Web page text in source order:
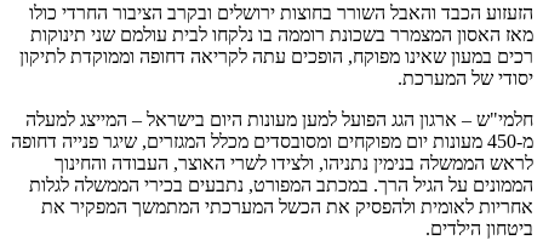
הזעזוע הכבד והאבל השורר בחוצות ירושלים ובקרב הציבור החרדי כולו
מאז האסון המצמרר בשכונת רוממה בו נלקחו לבית עולמם שני תינוקות
רכים במעון שאינו מפוקח, הופכים עתה לקריאה דחופה וממוקדת לתיקון
יסודי של המערכת.
חלמי"ש – ארגון הגג הפועל למען מעונות היום בישראל – המייצג למעלה
מ-450 מעונות יום מפוקחים ומסובסדים מכלל המגזרים, שיגר פנייה דחופה
לראש הממשלה בנימין נתניהו, ולצידו לשרי האוצר, העבודה והחינוך
הממונים על הגיל הרך. במכתב המפורט, נתבעים בכירי הממשלה לגלות
אחריות לאומית ולהפסיק את הכשל המערכתי המתמשך המפקיר את
ביטחון הילדים.